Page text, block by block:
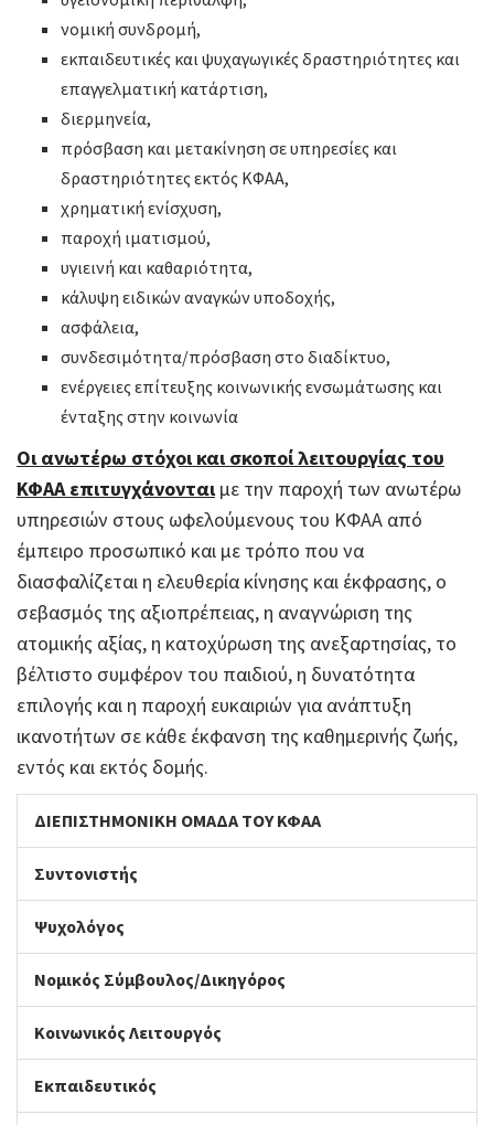
νομική συνδρομή,
εκπαιδευτικές και ψυχαγωγικές δραστηριότητες και
επαγγελματική κατάρτιση,
διερμηνεία,
πρόσβαση και μετακίνηση σε υπηρεσίες και
δραστηριότητες εκτός ΚΦΑΑ,
χρηματική ενίσχυση,
παροχή ιματισμού,
υγιεινή και καθαριότητα,
κάλυψη ειδικών αναγκών υποδοχής,
ασφάλεια,
συνδεσιμότητα/πρόσβαση στο διαδίκτυο,
ενέργειες επίτευξης κοινωνικής ενσωμάτωσης και
ένταξης στην κοινωνία
Οι ανωτέρω στόχοι και σκοποί λειτουργίας του
ΚΦΑΑ επιτυγχάνονταιμε την παροχή των ανωτέρω
υπηρεσιών στους ωφελούμενους του ΚΦΑΑ από
έμπειρο προσωπικό και με τρόπο που να
διασφαλίζεται η ελευθερία κίνησης και έκφρασης, ο
σεβασμός της αξιοπρέπειας, η αναγνώριση της
ατομικής αξίας, η κατοχύρωση της ανεξαρτησίας, το
βέλτιστο συμφέρον του παιδιού, η δυνατότητα
επιλογής και η παροχή ευκαιριών για ανάπτυξη
ικανοτήτων σε κάθε έκφανση της καθημερινής ζωής,
εντός και εκτός δομής.
ΔΙΕΠΙΣΤΗΜΟΝΙΚΗ ΟΜΑΔΑ ΤΟΥ ΚΦΑΑ
Συντονιστής
Ψυχολόγος
Νομικός Σύμβουλος/Δικηγόρος
Κοινωνικός Λειτουργός
Εκπαιδευτικός